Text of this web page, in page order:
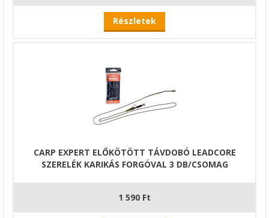
Részletek
CARP EXPERT ELŐKÖTÖTT TÁVDOBÓ LEADCORE
SZERELÉK KARIKÁS FORGÓVAL 3 DB/CSOMAG
1 590 Ft